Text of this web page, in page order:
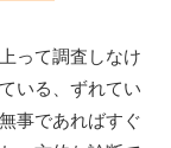
って調査しなけ
いる、ずれてい
事であればすぐ